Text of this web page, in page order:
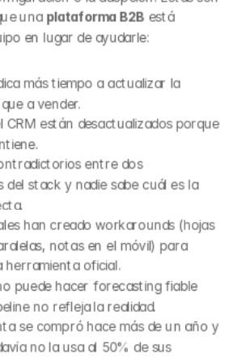
una plataforma B2B está
en lugar de ayudarle:
más tiempo a actualizar la
a vender.
CRM están desactualizados porque
entre dos
del stack y nadie sabe cuál es la
han creado workarounds (hojas
notas en el móvil) para
herramienta oficial.
puede hacer forecasting fiable
no refleja la realidad.
se compró hace más de un año y
no la usa al 50% de sus